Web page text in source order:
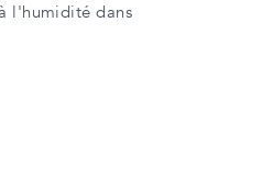
l'humidité dans